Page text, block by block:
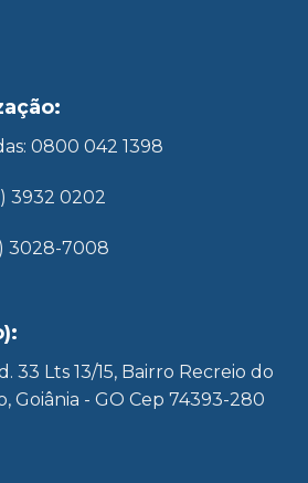
0800 042 1398
3932 0202
3028-7008
33 Lts 13/15, Bairro Recreio do
Goiânia - GO Cep 74393-280